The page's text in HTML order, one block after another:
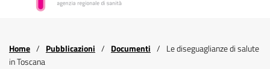
Home Pubblicazioni Documenti
Le diseguaglianze di salute
in Toscana